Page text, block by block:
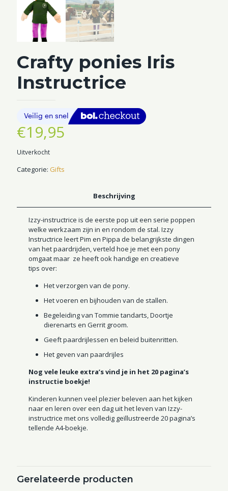
Crafty ponies Iris
Instructrice
€19,95
Uitverkocht
Categorie: Gifts
Beschrijving
Izzy-instructrice is de eerste pop uit een serie poppen
welke werkzaam zijn in en rondom de stal. Izzy
Instructrice leert Pim en Pippa de belangrijkste dingen
van het paardrijden, verteld hoe je met een pony
omgaat maar ze heeft ook handige en creatieve
tips over:
Het verzorgen van de pony.
Het voeren en bijhouden van de stallen.
Begeleiding van Tommie tandarts, Doortje
dierenarts en Gerrit groom.
Geeft paardrijlessen en beleid buitenritten.
Het geven van paardrijles
Nog vele leuke extra’s vind je in het 20 pagina’s
instructie boekje!
Kinderen kunnen veel plezier beleven aan het kijken
naar en leren over een dag uit het leven van Izzy-
instructrice met ons volledig geïllustreerde 20 pagina’s
tellende A4-boekje.
Gerelateerde producten